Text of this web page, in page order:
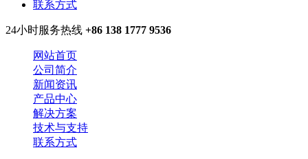
联系方式
24小时服务热线 +86 138 1777 9536
网站首页
公司简介
新闻资讯
产品中心
解决方案
技术与支持
联系方式